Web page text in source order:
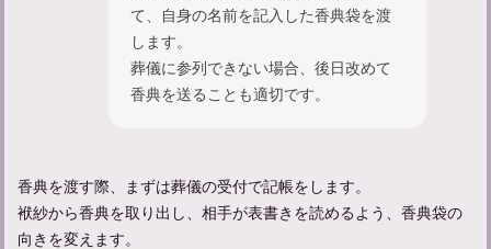
一周忌にふさわしい女性の服装マナーとメイクのポイントを解説
て、自身の名前を記入した香典袋を渡
します。
葬儀に参列できない場合、後日改めて
香典を送ることも適切です。
香典を渡す際、まずは葬儀の受付で記帳をします。
袱紗から香典を取り出し、相手が表書きを読めるよう、香典袋の
向きを変えます。